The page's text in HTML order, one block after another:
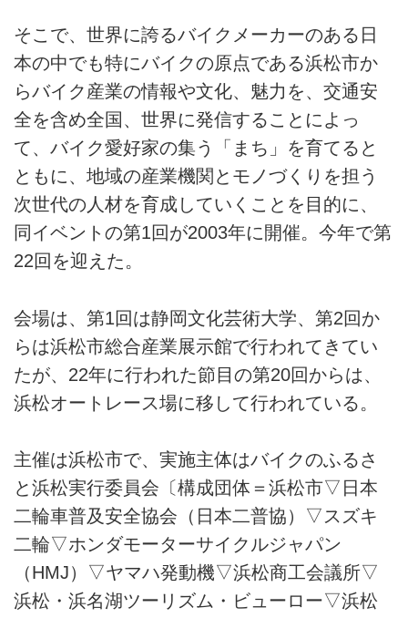
そこで、世界に誇るバイクメーカーのある日
本の中でも特にバイクの原点である浜松市か
らバイク産業の情報や文化、魅力を、交通安
全を含め全国、世界に発信することによっ
て、バイク愛好家の集う「まち」を育てると
ともに、地域の産業機関とモノづくりを担う
次世代の人材を育成していくことを目的に、
同イベントの第1回が2003年に開催。今年で第
22回を迎えた。
会場は、第1回は静岡文化芸術大学、第2回か
らは浜松市総合産業展示館で行われてきてい
たが、22年に行われた節目の第20回からは、
浜松オートレース場に移して行われている。
主催は浜松市で、実施主体はバイクのふるさ
と浜松実行委員会〔構成団体＝浜松市▽日本
二輪車普及安全協会（日本二普協）▽スズキ
二輪▽ホンダモーターサイクルジャパン
（HMJ）▽ヤマハ発動機▽浜松商工会議所▽
浜松・浜名湖ツーリズム・ビューロー▽浜松